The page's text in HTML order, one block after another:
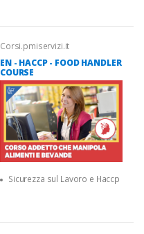
Corsi.pmiservizi.it
EN - HACCP - FOOD HANDLER
COURSE
Sicurezza sul Lavoro e Haccp